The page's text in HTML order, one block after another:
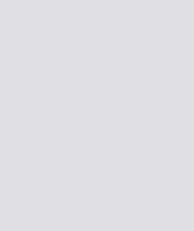
地酒・ワイ